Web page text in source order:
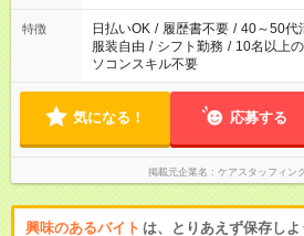
特徴 日払いOK / 履歴書不要 / 40～50代
服装自由 / シフト勤務 / 10名以上
ソコンスキル不要
気になる！ 応募する
掲載元企業名 ケアスタッフィン
興味のあるバイト は、とりあえず保存しよ